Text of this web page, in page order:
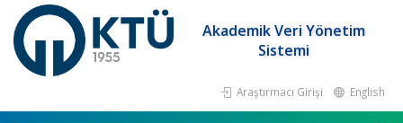
Akademik Veri Yönetim
Sistemi
Araştırmacı Girişi English